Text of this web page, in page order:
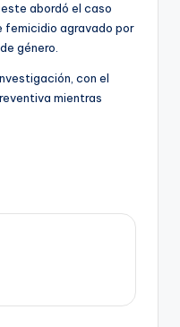
abordó el caso
agravado por
género.
con el
mientras